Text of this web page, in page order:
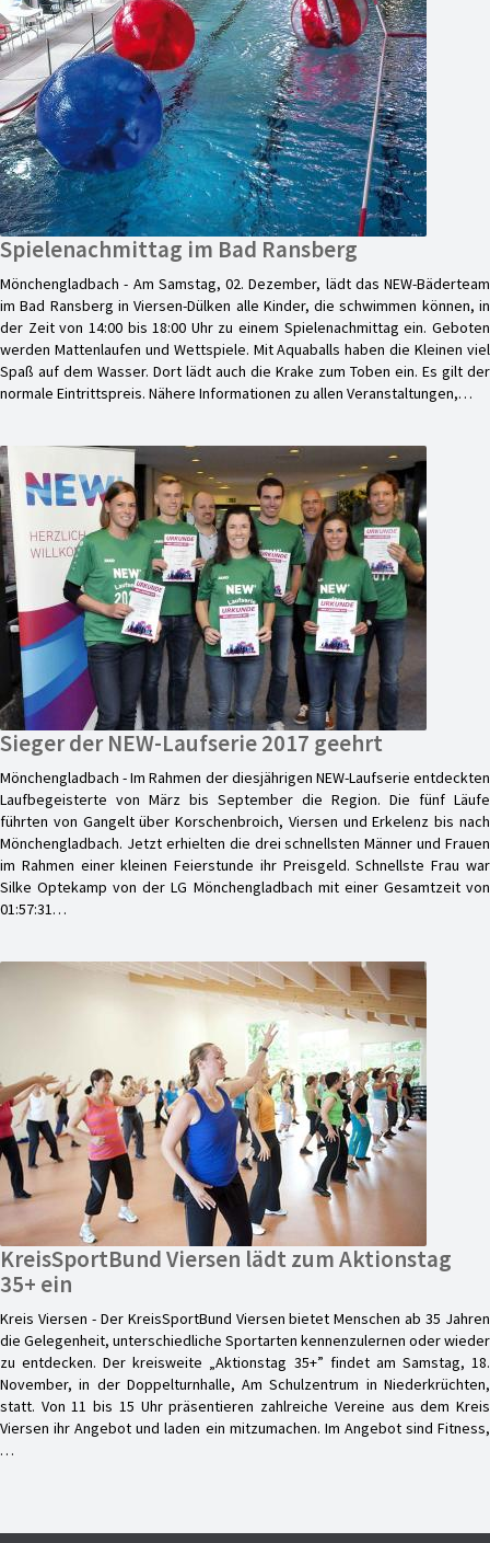
Spielenachmittag im Bad Ransberg
Mönchengladbach - Am Samstag, 02. Dezember, lädt das NEW-Bäderteam
im Bad Ransberg in Viersen-Dülken alle Kinder, die schwimmen können, in
der Zeit von 14:00 bis 18:00 Uhr zu einem Spielenachmittag ein. Geboten
werden Mattenlaufen und Wettspiele. Mit Aquaballs haben die Kleinen viel
Spaß auf dem Wasser. Dort lädt auch die Krake zum Toben ein. Es gilt der
normale Eintrittspreis. Nähere Informationen zu allen Veranstaltungen,…
Sieger der NEW-Laufserie 2017 geehrt
Mönchengladbach - Im Rahmen der diesjährigen NEW-Laufserie entdeckten
Laufbegeisterte von März bis September die Region. Die fünf Läufe
führten von Gangelt über Korschenbroich, Viersen und Erkelenz bis nach
Mönchengladbach. Jetzt erhielten die drei schnellsten Männer und Frauen
im Rahmen einer kleinen Feierstunde ihr Preisgeld. Schnellste Frau war
Silke Optekamp von der LG Mönchengladbach mit einer Gesamtzeit von
01:57:31…
KreisSportBund Viersen lädt zum Aktionstag
35+ ein
Kreis Viersen - Der KreisSportBund Viersen bietet Menschen ab 35 Jahren
die Gelegenheit, unterschiedliche Sportarten kennenzulernen oder wieder
zu entdecken. Der kreisweite „Aktionstag 35+” findet am Samstag, 18.
November, in der Doppelturnhalle, Am Schulzentrum in Niederkrüchten,
statt. Von 11 bis 15 Uhr präsentieren zahlreiche Vereine aus dem Kreis
Viersen ihr Angebot und laden ein mitzumachen. Im Angebot sind Fitness,
…